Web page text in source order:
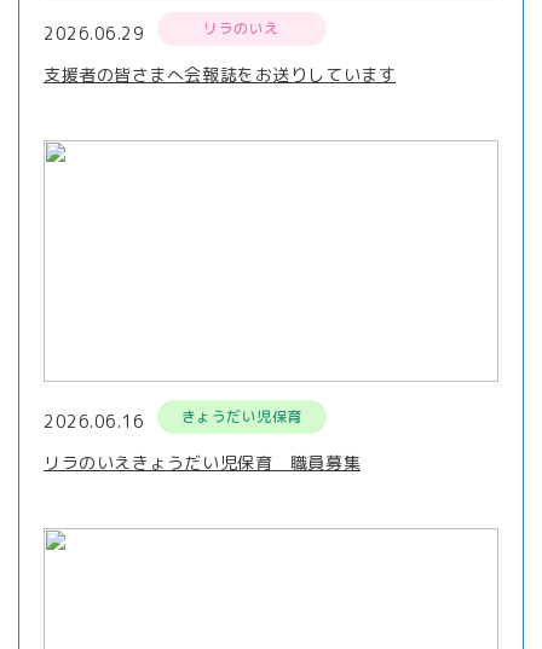
2026.06.29 リラのいえ
支援者の皆さまへ会報誌をお送りしています
2026.06.16 きょうだい児保育
リラのいえきょうだい児保育 職員募集